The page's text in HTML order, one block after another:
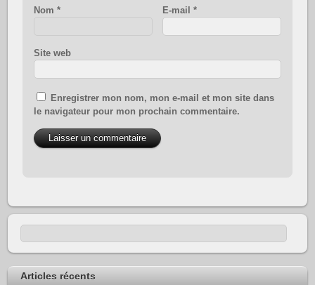
Nom * E-mail*
Site web
Enregistrer mon nom, mon e-mail et mon site dans
le navigateur pour mon prochain commentaire.
Articles récents